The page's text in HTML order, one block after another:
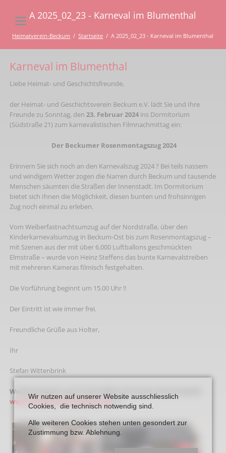
A 2025_02_23 - Karneval im Blumenthal
Heimatverein-Beckum Startseite A 2025_02_23 - Karneval im Blumenthal
Karneval im Blumenthal
Liebe Heimat- und Geschichtsfreunde,
der Heimat- und Geschichtsverein Beckum e.V. lädt Sie und Ihre
Freunde zu Sonntag, den 23. Februar 2024ins Dormitorium
(Südstraße 21) zum karnevalistischen Filmnachmittag ein:
Der BeckumerRosenmontagszug2024
Erinnern Sie sich noch an den Karnevalszug 2024 ? Bei teils nassem
und windigem Wetter zogen die Narren durch Beckum und tausende
Menschen säumten die Straßen der Innenstadt. Im Dormitorium
bietet sich Ihnen die Möglichkeit, diesen bunten und frohsinnigen
Zug noch einmal zu erleben.
Vom Weiberfastnachtsumzug auf der Nordstraße, über den
Kinderkarnevalsumzug in Beckum-Ost bis zum Rosenmontagszug –
mit Szenen aus der mit über 6.000 Luftballons geschmückten
Elmstraße – wurde von Heinz Steffens das bunte Karnevalstreiben
mit mehreren Kameras filmisch festgehalten.
Die Vorführung beginnt um 15.00 Uhr !!
Der Eintritt ist wie immer frei.
Freundliche Grüße aus Holter,
Ihr
Stefan Wittenbrink
Werfen Sie gern auch einen Blick auf unsere Internetseite
www.heimatverein-beckum.de!!!
Wir nutzen auf unserer Website ausschliesslich
Cookies, die technisch notwendig sind.
Alle weiteren Cookies stehen unten gesondert zur
Zustimmung bzw. Ablehnung.